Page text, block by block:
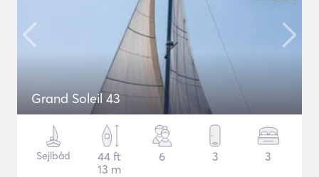
Grand Soleil 43
Sejlbåd
44 ft
13 m
6 3 3